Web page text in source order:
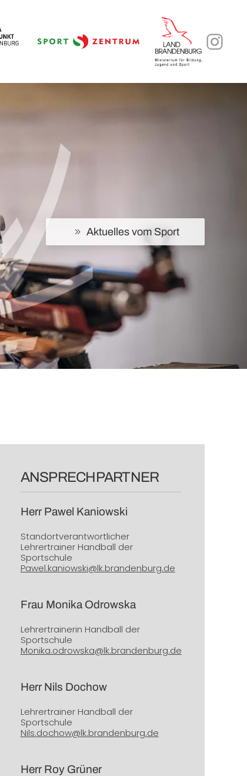
Aktuelles vom Sport
ANSPRECHPARTNER
Herr Pawel Kaniowski
Standortverantwortlicher
Lehrertrainer Handball der
Sportschule
Pawel.kaniowski@lk.brandenburg.de
Frau Monika Odrowska
Lehrertrainerin Handball der
Sportschule
Monika.odrowska@lk.brandenburg.de
Herr Nils Dochow
Lehrertrainer Handball der
Sportschule
Nils.dochow@lk.brandenburg.de
Herr Roy Grüner